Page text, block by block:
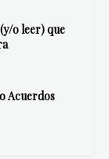
o leer) que
Acuerdos